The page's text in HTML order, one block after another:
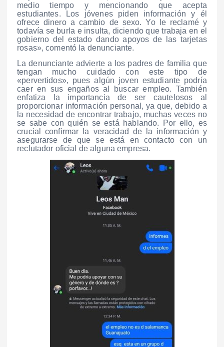
medio tiempo y mencionando que acepta
estudiantes. Los jóvenes piden información y él
ofrece dinero a cambio de sexo. Yo le reclamé y
todavía se burla e insulta, diciendo que trabaja en el
gobierno del estado dando apoyos de las tarjetas
rosas», comentó la denunciante.
La denunciante advierte a los padres de familia que
tengan mucho cuidado con este tipo de
«pervertidos», pues algún joven estudiante podría
caer en sus engaños al buscar empleo. También
enfatiza la importancia de ser cautelosos al
proporcionar información personal, ya que, debido a
la necesidad de encontrar trabajo, muchas veces no
se sabe con quién se está hablando. Por ello, es
crucial confirmar la veracidad de la información y
asegurarse de que se está en contacto con un
reclutador oficial de alguna empresa.